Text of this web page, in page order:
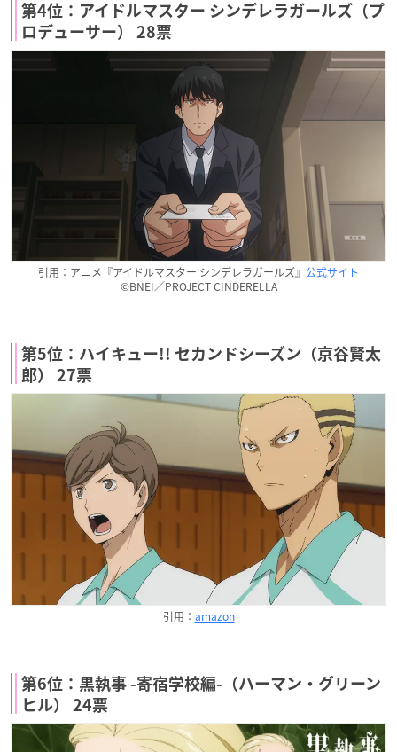
第4位：アイドルマスター シンデレラガールズ（プ
ロデューサー） 28票
引用：アニメ『アイドルマスター シンデレラガールズ』 公式サイト
©BNEI／PROJECT CINDERELLA
第5位：ハイキュー!! セカンドシーズン（京谷賢太
郎） 27票
引用： amazon
第6位：黒執事 -寄宿学校編-（ハーマン・グリーン
ヒル） 24票